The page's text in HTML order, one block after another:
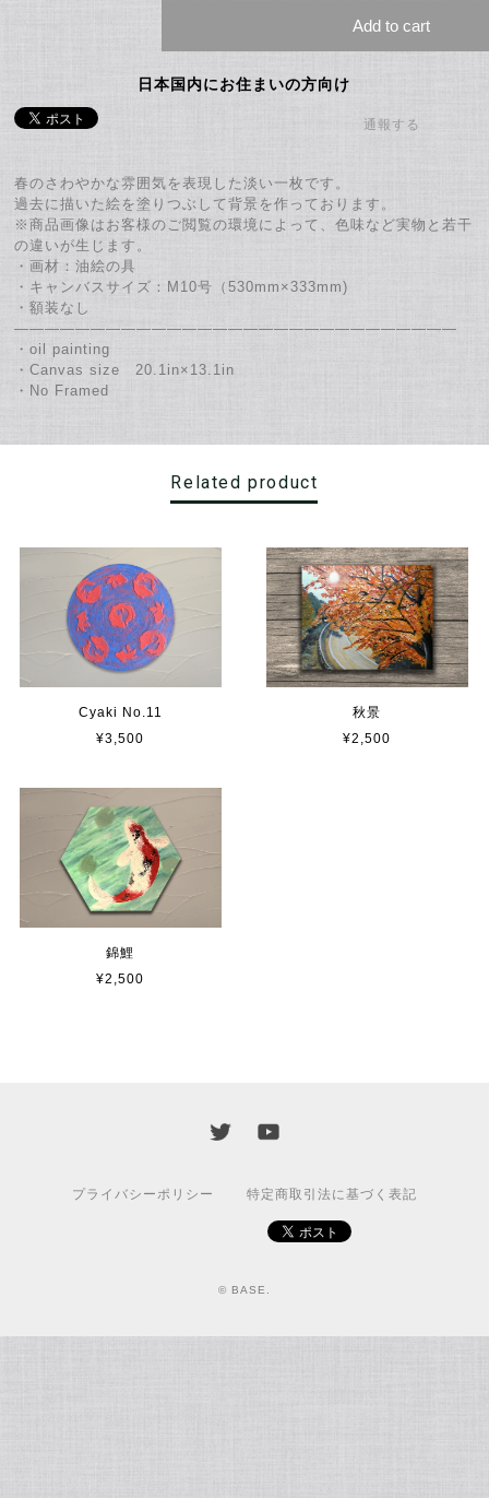
Add to cart
日本国内にお住まいの方向け
通報する
春のさわやかな雰囲気を表現した淡い一枚です。
過去に描いた絵を塗りつぶして背景を作っております。
※商品画像はお客様のご閲覧の環境によって、色味など実物と若干
の違いが生じます。
・画材：油絵の具
・キャンバスサイズ：M10号（530mm×333mm)
・額装なし
―――――――――――――――――――――――――――――
・oil painting
・Canvas size 20.1in×13.1in
・No Framed
Related product
Cyaki No.11
¥3,500
秋景
¥2,500
錦鯉
¥2,500
プライバシーポリシー 特定商取引法に基づく表記
© BASE.